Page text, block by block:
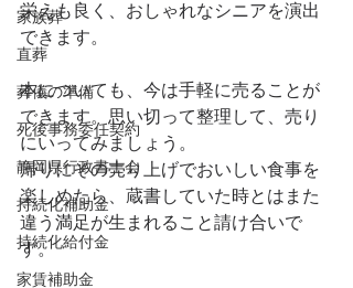
家族葬
直葬
葬儀の準備
死後事務委任契約
静岡県行政書士会
持続化補助金
持続化給付金
家賃補助金
栄えも良く、おしゃれなシニアを演出
できます。
本についても、今は手軽に売ることが
できます。思い切って整理して、売り
にいってみましょう。
帰りにその売り上げでおいしい食事を
楽しめたら、蔵書していた時とはまた
違う満足が生まれること請け合いで
す。